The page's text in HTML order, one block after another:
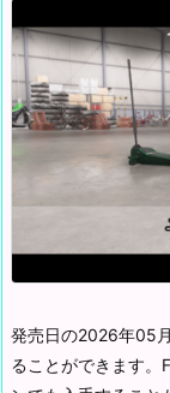
発売日の2026年05
ることができます。